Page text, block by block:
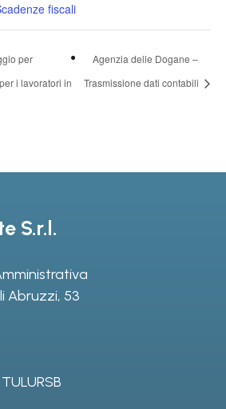
fiscali
per
i lavoratori in
Agenzia delle Dogane –
Trasmissione dati contabili
S.r.l.
Abruzzi, 53